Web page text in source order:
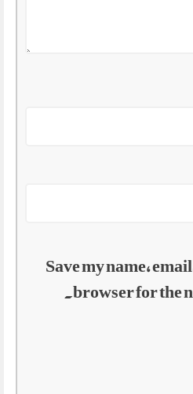
Save my name,
browser for the